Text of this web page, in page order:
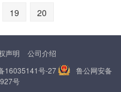
19 20
声明
公司介绍
16035141号-27
鲁公网安备
号